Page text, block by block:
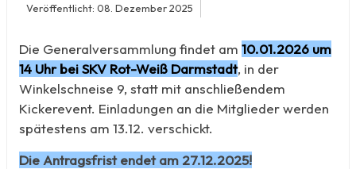
Veröffentlicht: 08. Dezember 2025
Die Generalversammlung findet am 10.01.2026 um
14 Uhr bei SKV Rot-Weiß Darmstadt, in der
Winkelschneise 9, statt mit anschließendem
Kickerevent. Einladungen an die Mitglieder werden
spätestens am 13.12. verschickt.
Die Antragsfrist endet am 27.12.2025!